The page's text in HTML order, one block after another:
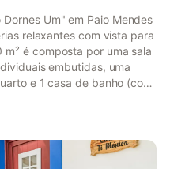
Um" em Paio Mendes
relaxantes com vista para
é composta por uma sala
embutidas, uma
e 1 casa de banho (com
alta velocidade (adequado
em casa, uma
streaming, aquecimento,